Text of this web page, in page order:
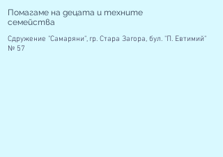
Помагаме на децата и техните
семейства
Сдружение "Самаряни", гр. Стара Загора, бул. "П. Евтимий"
№ 57